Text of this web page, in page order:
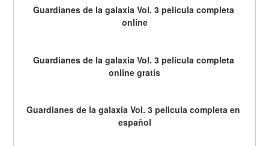
Guardianes de la galaxia Vol. 3 película completa
online
Guardianes de la galaxia Vol. 3 película completa
online gratis
Guardianes de la galaxia Vol. 3 pelicula completa en
español